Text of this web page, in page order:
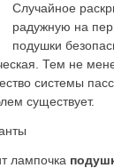
Случайное
радужную на
подушки
Тем не
системы
существует.
лампочка